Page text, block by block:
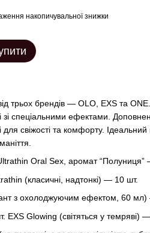
накопичувальної знижки
трьох брендів — OLO, EXS та
зі спеціальними ефектами.
свіжості та комфорту. Ідеальний
Oral Sex, аромат “Полуниця”
(класичні, надтонкі) — 10 шт.
з охолоджуючим ефектом, 60
EXS Glowing (світяться у темряві)